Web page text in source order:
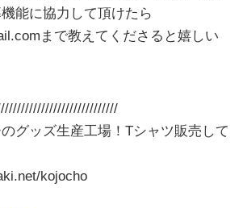
能に協力して頂けたら
まで教えてくださると嬉しい
グッズ生産工場！Tシャツ販売して
kojocho